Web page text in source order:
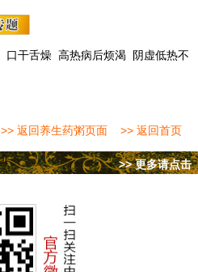
口干舌燥 高热病后烦渴
阴虚低热不
>> 返回养生药粥页面 >> 返回首页
>> 更多请点击